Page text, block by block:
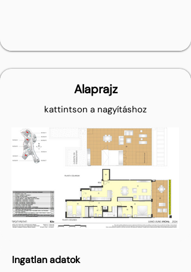
Alaprajz
kattintson a nagyításhoz
Ingatlan adatok